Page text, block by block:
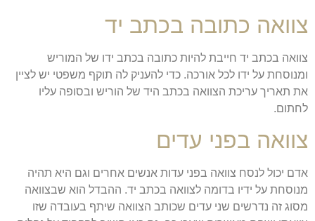
צוואה כתובה בכתב יד
צוואה בכתב יד חייבת להיות כתובה בכתב ידו של המוריש
ומנוסחת על ידו לכל אורכה. כדי להעניק לה תוקף משפטי יש לציין
את תאריך עריכת הצוואה בכתב היד של הוריש ובסופה עליו
לחתום.
צוואה בפני עדים
אדם יכול לנסח צוואה בפני עדות אנשים אחרים וגם היא תהיה
מנוסחת על ידיו בדומה לצוואה בכתב יד. ההבדל הוא שבצוואה
מסוג זה נדרשים שני עדים שכותב הצוואה שיתף בעובדה שזו